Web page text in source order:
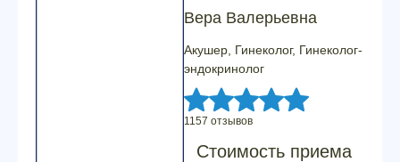
Вера Валерьевна
Акушер, Гинеколог, Гинеколог-
эндокринолог
1157 отзывов
Стоимость приема